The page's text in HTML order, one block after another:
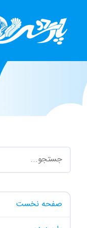
صفحه نخست